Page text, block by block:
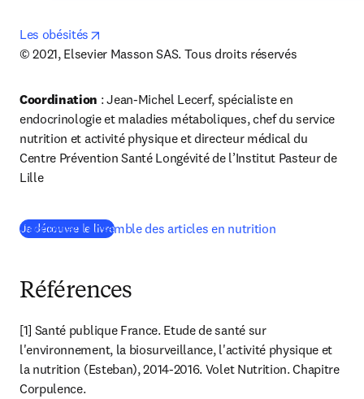
Les obésités
© 2021, Elsevier Masson SAS. Tous droits réservés
Coordination : Jean-Michel Lecerf, spécialiste en
endocrinologie et maladies métaboliques, chef du service
nutrition et activité physique et directeur médical du
Centre Prévention Santé Longévité de l’Institut Pasteur de
Lille
Je découvre le livre(S’ouvre dans une nouvelle fenêtre
Découvrez l'ensemble des articles en nutrition
Références
[1] Santé publique France. Etude de santé sur
l'environnement, la biosurveillance, l'activité physique et
la nutrition (Esteban), 2014-2016. Volet Nutrition. Chapitre
Corpulence.